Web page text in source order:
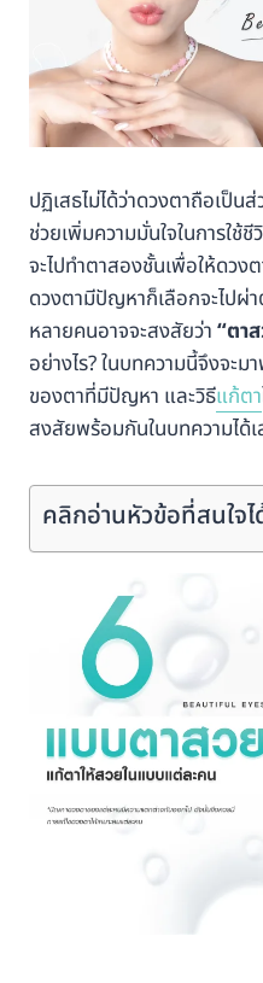
ปฏิเสธไม่ได้ว่าดวงตาถือเป็
ช่วยเพิ่มความมั่นใจในการใช้
จะไปทำตาสองชั้นเพื่อให้ดวง
ดวงตามีปัญหาก็เลือกจะไปผ่า
หลายคนอาจจะสงสัยว่า“ตา
อย่างไร? ในบทความนี้จึงจะ
ของตาที่มีปัญหา และวิธีแก้ตา
สงสัยพร้อมกันในบทความได้
คลิกอ่านหัวข้อที่สนใจไ